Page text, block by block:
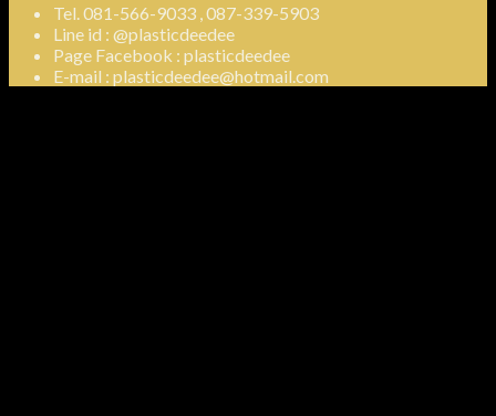
Tel. 081-566-9033 , 087-339-5903
Line id : @plasticdeedee
Page Facebook : plasticdeedee
E-mail : plasticdeedee@hotmail.com